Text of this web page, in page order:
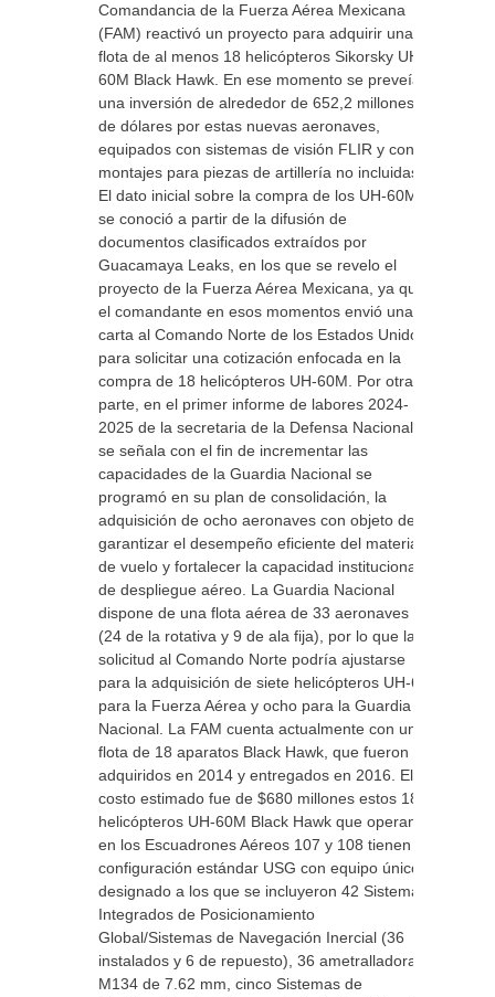
Comandancia de la Fuerza Aérea Mexicana
(FAM) reactivó un proyecto para adquirir una
flota de al menos 18 helicópteros Sikorsky UH-
60M Black Hawk. En ese momento se preveía
una inversión de alrededor de 652,2 millones
de dólares por estas nuevas aeronaves,
equipados con sistemas de visión FLIR y con
montajes para piezas de artillería no incluidas.
El dato inicial sobre la compra de los UH-60M
se conoció a partir de la difusión de
documentos clasificados extraídos por
Guacamaya Leaks, en los que se revelo el
proyecto de la Fuerza Aérea Mexicana, ya que
el comandante en esos momentos envió una
carta al Comando Norte de los Estados Unidos
para solicitar una cotización enfocada en la
compra de 18 helicópteros UH-60M. Por otra
parte, en el primer informe de labores 2024-
2025 de la secretaria de la Defensa Nacional
se señala con el fin de incrementar las
capacidades de la Guardia Nacional se
programó en su plan de consolidación, la
adquisición de ocho aeronaves con objeto de
garantizar el desempeño eficiente del material
de vuelo y fortalecer la capacidad institucional
de despliegue aéreo. La Guardia Nacional
dispone de una flota aérea de 33 aeronaves
(24 de la rotativa y 9 de ala fija), por lo que la
solicitud al Comando Norte podría ajustarse
para la adquisición de siete helicópteros UH-60
para la Fuerza Aérea y ocho para la Guardia
Nacional. La FAM cuenta actualmente con una
flota de 18 aparatos Black Hawk, que fueron
adquiridos en 2014 y entregados en 2016. El
costo estimado fue de $680 millones estos 18
helicópteros UH-60M Black Hawk que operan
en los Escuadrones Aéreos 107 y 108 tienen la
configuración estándar USG con equipo único
designado a los que se incluyeron 42 Sistemas
Integrados de Posicionamiento
Global/Sistemas de Navegación Inercial (36
instalados y 6 de repuesto), 36 ametralladoras
M134 de 7.62 mm, cinco Sistemas de